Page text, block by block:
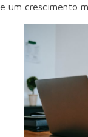
e um crescimento